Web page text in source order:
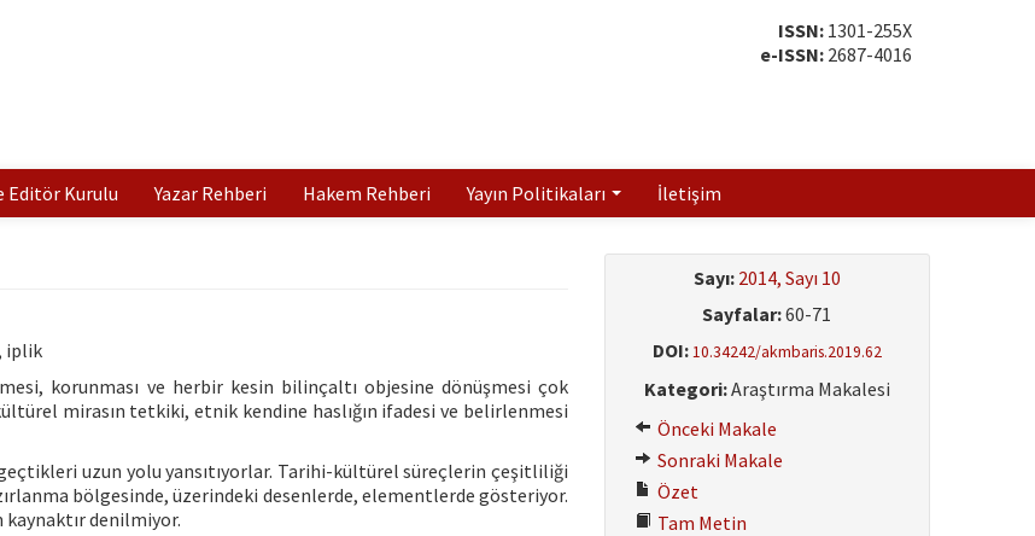
ISSN:1301-255X
e-ISSN:2687-4016
Editör Kurulu Yazar Rehberi Hakem Rehberi Yayın Politikaları İletişim
iplik
korunması ve herbir kesin bilinçaltı objesine dönüşmesi çok
mirasın tetkiki, etnik kendine haslığın ifadesi ve belirlenmesi
uzun yolu yansıtıyorlar. Tarihi-kültürel süreçlerin çeşitliliği
bölgesinde, üzerindeki desenlerde, elementlerde gösteriyor.
denilmiyor.
Sayı: 2014, Sayı 10
Sayfalar:60-71
DOI:10.34242/akmbaris.2019.62
Kategori:Araştırma Makalesi
Önceki Makale
Sonraki Makale
Özet
Tam Metin